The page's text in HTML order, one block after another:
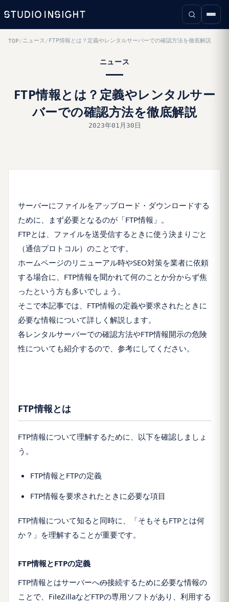
TOP / ニュース /FTP情報とは？定義やレンタルサーバーでの確認方法を徹底解説
ニュース
FTP情報とは？定義やレンタルサー
バーでの確認方法を徹底解説
2023年01月30日
サーバーにファイルをアップロード・ダウンロードする
ために、まず必要となるのが「FTP情報」。
FTPとは、ファイルを送受信するときに使う決まりごと
（通信プロトコル）のことです。
ホームページのリニューアル時やSEO対策を業者に依頼
する場合に、FTP情報を聞かれて何のことか分からず焦
ったという方も多いでしょう。
そこで本記事では、FTP情報の定義や要求されたときに
必要な情報について詳しく解説します。
各レンタルサーバーでの確認方法やFTP情報開示の危険
性についても紹介するので、参考にしてください。
FTP情報とは
FTP情報について理解するために、以下を確認しましょ
う。
FTP情報とFTPの定義
FTP情報を要求されたときに必要な項目
FTP情報について知ると同時に、「そもそもFTPとは何
か？」を理解することが重要です。
FTP情報とFTPの定義
FTP情報とはサーバーへの接続するために必要な情報の
ことで、FileZillaなどFTPの専用ソフトがあり、利用する